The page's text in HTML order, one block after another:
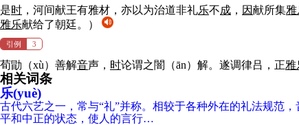
是时 ，河间献王有雅材，亦以为治道非礼乐不成 ， 因献所集雅
雅乐献给了朝廷。）
引例 3
荀勖（xù）善解音声， 时论谓之闇（ān）解。遂调律吕，正雅
相关词条
乐(yuè)
古代六艺之一，常与“礼”并称。相较于各种外在的礼法规范
平和中正的状态，使人的言行…